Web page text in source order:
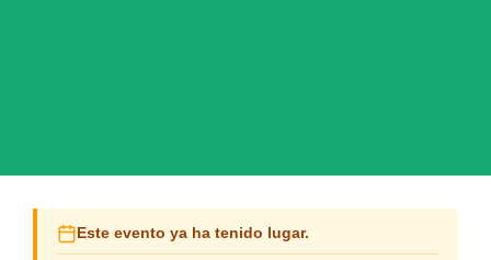
Este evento ya ha tenido lugar.